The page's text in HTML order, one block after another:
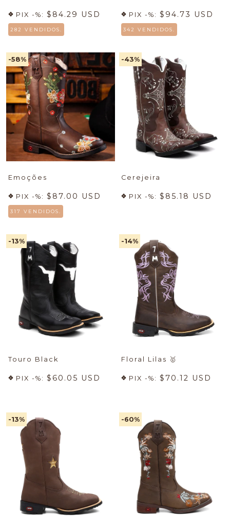
PIX -%: $84.29 USD
282 VENDIDOS.
PIX -%: $94.73 USD
342 VENDIDOS.
-58%
Emoções
PIX -%: $87.00 USD
317 VENDIDOS.
-43%
Cerejeira
PIX -%: $85.18 USD
-13%
Touro Black
PIX -%: $60.05 USD
-14%
Floral Lilas 🥇
PIX -%: $70.12 USD
-13% -60%